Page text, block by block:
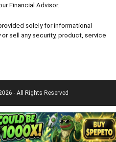
Financial Advisor.
solely for informational
sell any security, product, service
- All Rights Reserved
polski